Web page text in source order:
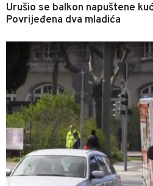
Urušio se balkon napuštene
Povrijeđena dva mladića